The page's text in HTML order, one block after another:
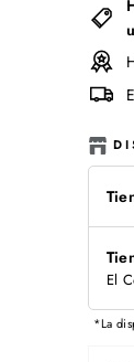
El
*La